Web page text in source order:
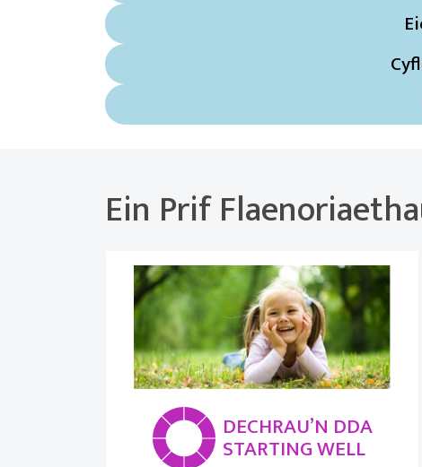
Ein Prif
DECHRAU’N DDA
STARTING WELL